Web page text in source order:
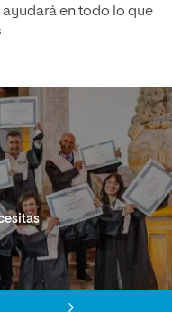
en todo lo que